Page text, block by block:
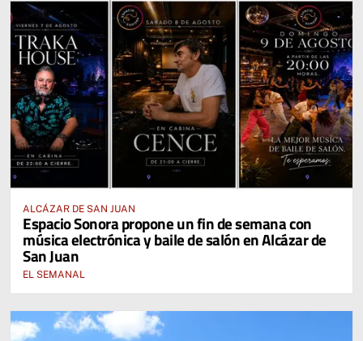
ALCÁZAR DE SAN JUAN
Espacio Sonora propone un fin de semana con
música electrónica y baile de salón en Alcázar de
San Juan
EL SEMANAL